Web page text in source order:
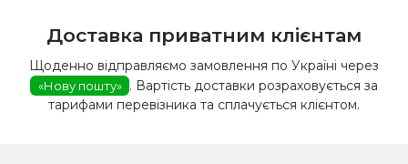
Доставка приватним клієнтам
Щоденно відправляємо замовлення по Україні через
«Нову пошту» . Вартість доставки розраховується за
тарифами перевізника та сплачується клієнтом.